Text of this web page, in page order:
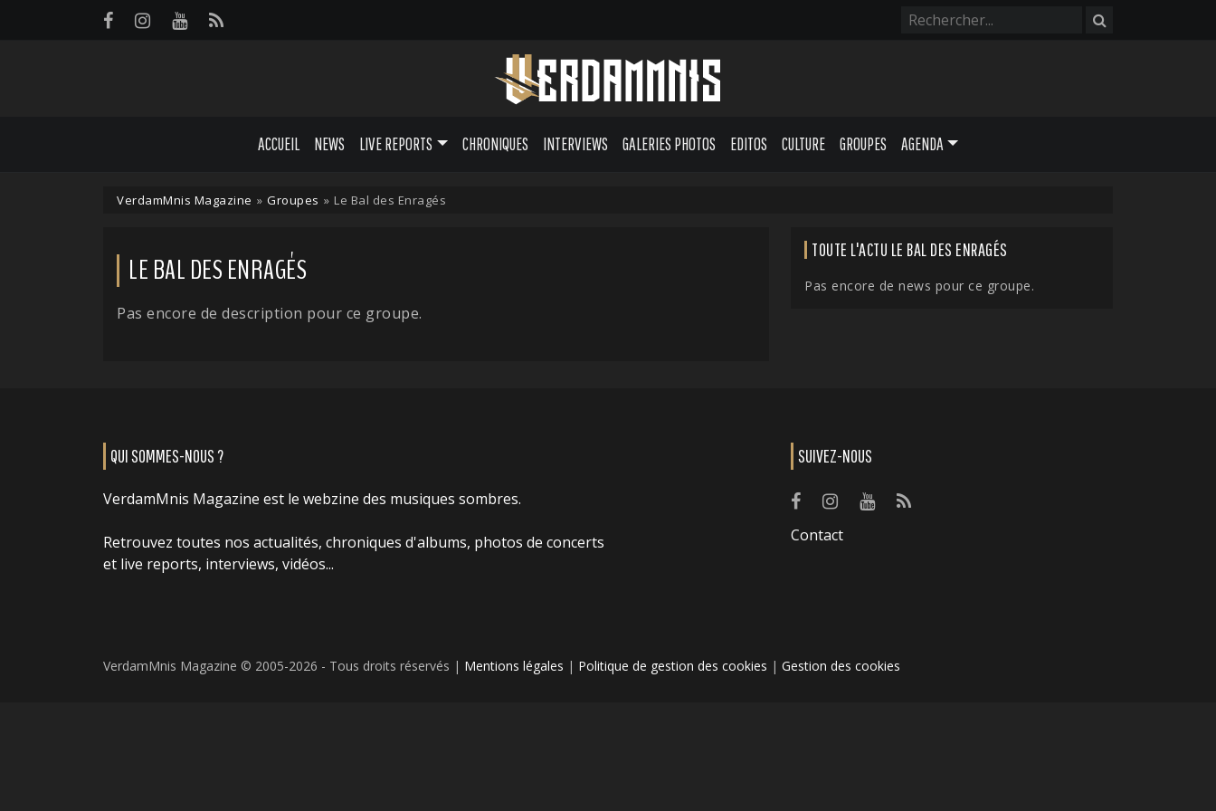
ACCUEIL NEWS LIVE REPORTS CHRONIQUES INTERVIEWS GALERIES PHOTOS EDITOS CULTURE GROUPES AGENDA
VerdamMnis Magazine » Groupes » Le Bal des Enragés
LE BAL DES ENRAGÉS
Pas encore de description pour ce groupe.
TOUTE L'ACTU LE BAL DES ENRAGÉS
Pas encore de news pour ce groupe.
QUI SOMMES-NOUS ?
VerdamMnis Magazine est le webzine des musiques sombres.
Retrouvez toutes nos actualités, chroniques d'albums, photos de concerts
et live reports, interviews, vidéos...
SUIVEZ-NOUS
Contact
VerdamMnis Magazine © 2005-2026 - Tous droits réservés | Mentions légales | Politique de gestion des cookies | Gestion des cookies
Panneau de gestion des cookies